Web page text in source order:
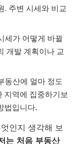
. 주변 시세와 비교
세가 어떻게 바뀔
개발 계획이나 교
동산에 얼마 정도
지역에 집중하기보
법입니다.
인지 생각해 보
는 처음 부동산